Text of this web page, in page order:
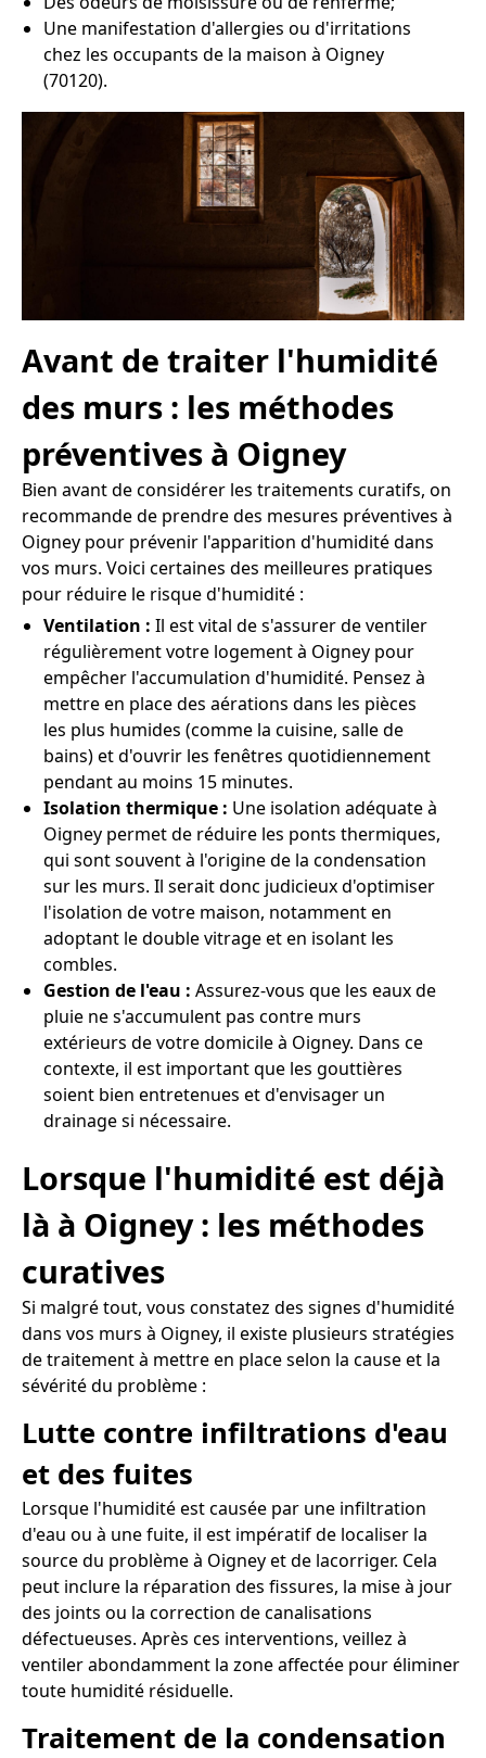
Une manifestation d'allergies ou d'irritations
chez les occupants de la maison à Oigney
(70120).
Avant de traiter l'humidité
des murs : les méthodes
préventives à Oigney
Bien avant de considérer les traitements curatifs, on
recommande de prendre des mesures préventives à
Oigney pour prévenir l'apparition d'humidité dans
vos murs. Voici certaines des meilleures pratiques
pour réduire le risque d'humidité :
Ventilation : Il est vital de s'assurer de ventiler
régulièrement votre logement à Oigney pour
empêcher l'accumulation d'humidité. Pensez à
mettre en place des aérations dans les pièces
les plus humides (comme la cuisine, salle de
bains) et d'ouvrir les fenêtres quotidiennement
pendant au moins 15 minutes.
Isolation thermique : Une isolation adéquate à
Oigney permet de réduire les ponts thermiques,
qui sont souvent à l'origine de la condensation
sur les murs. Il serait donc judicieux d'optimiser
l'isolation de votre maison, notamment en
adoptant le double vitrage et en isolant les
combles.
Gestion de l'eau : Assurez-vous que les eaux de
pluie ne s'accumulent pas contre murs
extérieurs de votre domicile à Oigney. Dans ce
contexte, il est important que les gouttières
soient bien entretenues et d'envisager un
drainage si nécessaire.
Lorsque l'humidité est déjà
là à Oigney : les méthodes
curatives
Si malgré tout, vous constatez des signes d'humidité
dans vos murs à Oigney, il existe plusieurs stratégies
de traitement à mettre en place selon la cause et la
sévérité du problème :
Lutte contre infiltrations d'eau
et des fuites
Lorsque l'humidité est causée par une infiltration
d'eau ou à une fuite, il est impératif de localiser la
source du problème à Oigney et de lacorriger. Cela
peut inclure la réparation des fissures, la mise à jour
des joints ou la correction de canalisations
défectueuses. Après ces interventions, veillez à
ventiler abondamment la zone affectée pour éliminer
toute humidité résiduelle.
Traitement de la condensation